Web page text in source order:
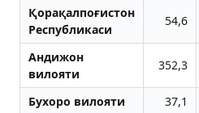
Қорақалпоғистон
Республикаси
54,6
Aндижон
вилояти
352,3
Бухоро вилояти 37,1